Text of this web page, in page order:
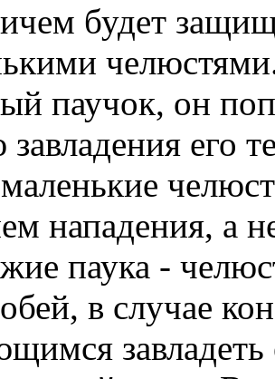
будет
паучок, он
его
нападения, а
паука -
в случае